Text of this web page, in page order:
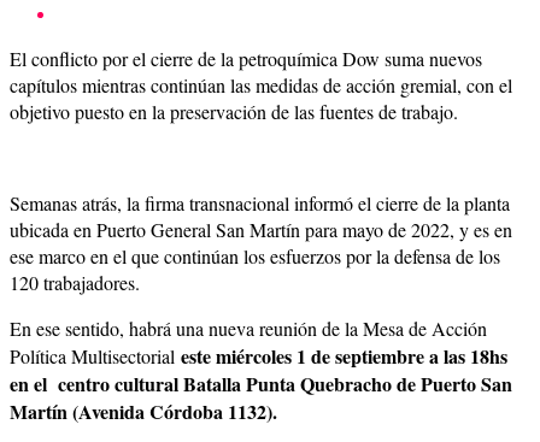
El conflicto por el cierre de la petroquímica Dow suma nuevos
capítulos mientras continúan las medidas de acción gremial, con el
objetivo puesto en la preservación de las fuentes de trabajo.
Semanas atrás, la firma transnacional informó el cierre de la planta
ubicada en Puerto General San Martín para mayo de 2022, y es en
ese marco en el que continúan los esfuerzos por la defensa de los
120 trabajadores.
En ese sentido, habrá una nueva reunión de la Mesa de Acción
Política Multisectorial este miércoles 1 de septiembre a las 18hs
en el centro cultural Batalla Punta Quebracho de Puerto San
Martín (Avenida Córdoba 1132).